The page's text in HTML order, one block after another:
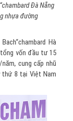
Đà Nẵng
nhựa đường
Hà
vốn đầu tư 15
cung cấp nhũ
thứ 8 tại Việt Nam